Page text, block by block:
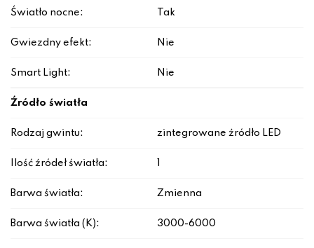
Światło nocne: Tak
Gwiezdny efekt: Nie
Smart Light: Nie
Źródło światła
Rodzaj gwintu: zintegrowane źródło LED
Ilość źródeł światła:
Barwa światła: Zmienna
Barwa światła (K): 3000-6000